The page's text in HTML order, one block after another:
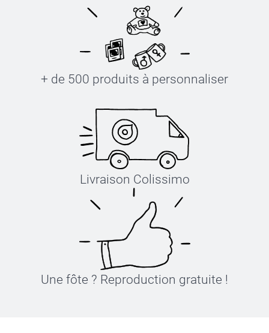
+ de 500 produits à personnaliser
Livraison Colissimo
Une fôte ? Reproduction gratuite !